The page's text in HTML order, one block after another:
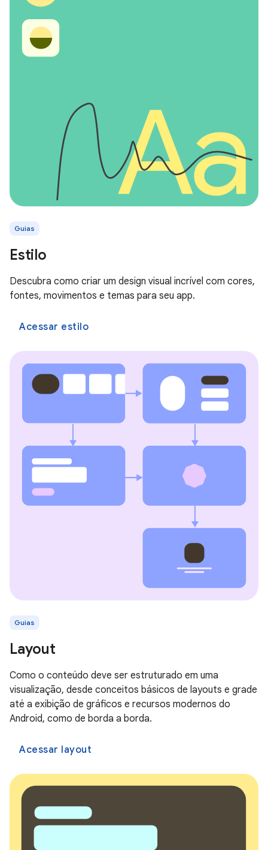
Guias
Estilo
Descubra como criar um design visual incrível com cores,
fontes, movimentos e temas para seu app.
Acessar estilo
Guias
Layout
Como o conteúdo deve ser estruturado em uma
visualização, desde conceitos básicos de layouts e grade
até a exibição de gráficos e recursos modernos do
Android, como de borda a borda.
Acessar layout